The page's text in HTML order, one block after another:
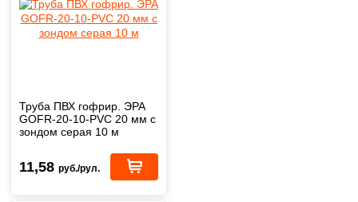
Труба ПВХ гофрир. ЭРА
GOFR-20-10-PVС 20 мм с
зондом серая 10 м
11,58 руб./рул.